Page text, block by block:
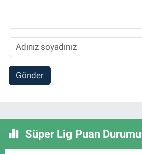
Gönder
Süper Lig Puan Durumu